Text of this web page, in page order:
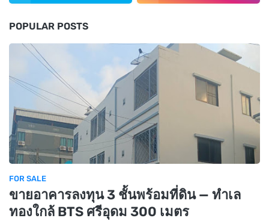
POPULAR POSTS
FOR SALE
ขายอาคารลงทุน 3 ชั้นพร้อมที่ดิน — ทำเล
ทองใกล้ BTS ศรีอุดม 300 เมตร